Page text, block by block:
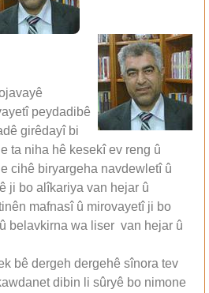
peydadibê
girêdayî bi
ta niha hê kesekî ev reng û
cihê biryargeha navdewletî û
ji bo alîkariya van hejar û
mafnasî û mirovayetî ji bo
belavkirna wa liser van hejar û
bê dergeh dergehê sînora tev
dibin li sûryê bo nimone